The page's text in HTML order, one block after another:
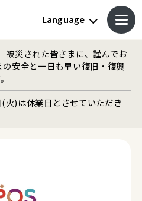
Language
被災された皆さまに、謹んでお
安全と一日も早い復旧・復興
火)は休業日とさせていただき